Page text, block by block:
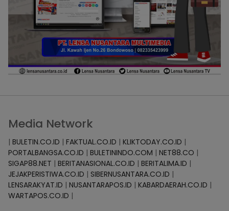
Media Network
| BULETIN.CO.ID | FAKTUAL.CO.ID | KLIKTODAY.CO.ID |
PORTALBANGSA.CO.ID | BULETININDO.COM | NET88.CO |
SIGAP88.NET | BERITANASIONAL.CO.ID | BERITALIMA.ID |
JEJAKPERISTIWA.CO.ID | SIBERNUSANTARA.CO.ID |
LENSARAKYAT.ID | NUSANTARAPOS.ID | KABARDAERAH.CO.ID |
WARTAPOS.CO.ID |